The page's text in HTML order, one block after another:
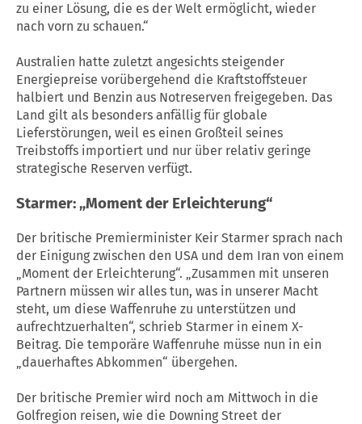
zu einer Lösung, die es der Welt ermöglicht, wieder
nach vorn zu schauen.“
Australien hatte zuletzt angesichts steigender
Energiepreise vorübergehend die Kraftstoffsteuer
halbiert und Benzin aus Notreserven freigegeben. Das
Land gilt als besonders anfällig für globale
Lieferstörungen, weil es einen Großteil seines
Treibstoffs importiert und nur über relativ geringe
strategische Reserven verfügt.
Starmer: „Moment der Erleichterung“
Der britische Premierminister Keir Starmer sprach nach
der Einigung zwischen den USA und dem Iran von einem
„Moment der Erleichterung“. „Zusammen mit unseren
Partnern müssen wir alles tun, was in unserer Macht
steht, um diese Waffenruhe zu unterstützen und
aufrechtzuerhalten“, schrieb Starmer in einem X-
Beitrag. Die temporäre Waffenruhe müsse nun in ein
„dauerhaftes Abkommen“ übergehen.
Der britische Premier wird noch am Mittwoch in die
Golfregion reisen, wie die Downing Street der